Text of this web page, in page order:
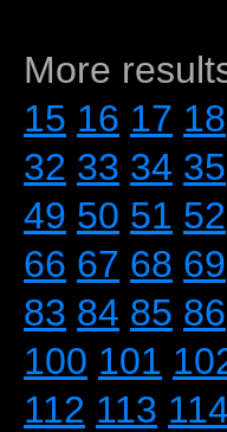
More
15 16 17 18
32 33 34 35
49 50 51 52
66 67 68 69
83 84 85 86
100 101
112 113 114